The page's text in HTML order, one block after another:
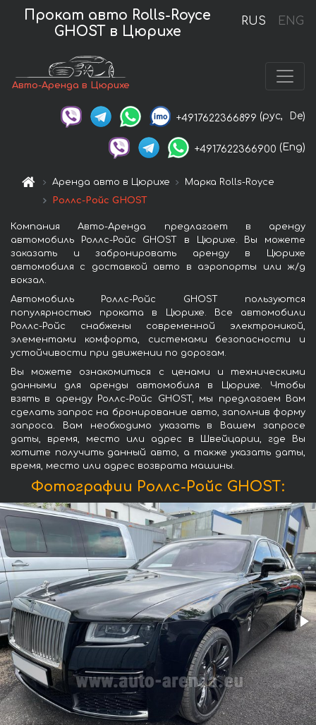
RUS ENG
Прокат авто Rolls-Royce
GHOST в Цюрихе
Авто-Аренда в Цюрихе
+4917622366899 (рус, De)
+4917622366900 (Eng)
Аренда авто в Цюрихе
Марка Rolls-Royce
Роллс-Ройс GHOST
Компания Авто-Аренда предлагает в аренду
автомобиль Роллс-Ройс GHOST в Цюрихе. Вы можете
заказать и забронировать аренду в Цюрихе
автомобиля с доставкой авто в аэропорты или ж/д
вокзал.
Автомобиль Роллс-Ройс GHOST пользуются
популярностью проката в Цюрихе. Все автомобили
Роллс-Ройс снабжены современной электроникой,
элементами комфорта, системами безопасности и
устойчивости при движении по дорогам.
Вы можете ознакомиться с ценами и техническими
данными для аренды автомобиля в Цюрихе. Чтобы
взять в аренду Роллс-Ройс GHOST, мы предлагаем Вам
сделать запрос на бронирование авто, заполнив форму
запроса. Вам необходимо указать в Вашем запросе
даты, время, место или адрес в Швейцарии, где Вы
хотите получить данный авто, а также указать даты,
время, место или адрес возврата машины.
Фотографии Роллс-Ройс GHOST: